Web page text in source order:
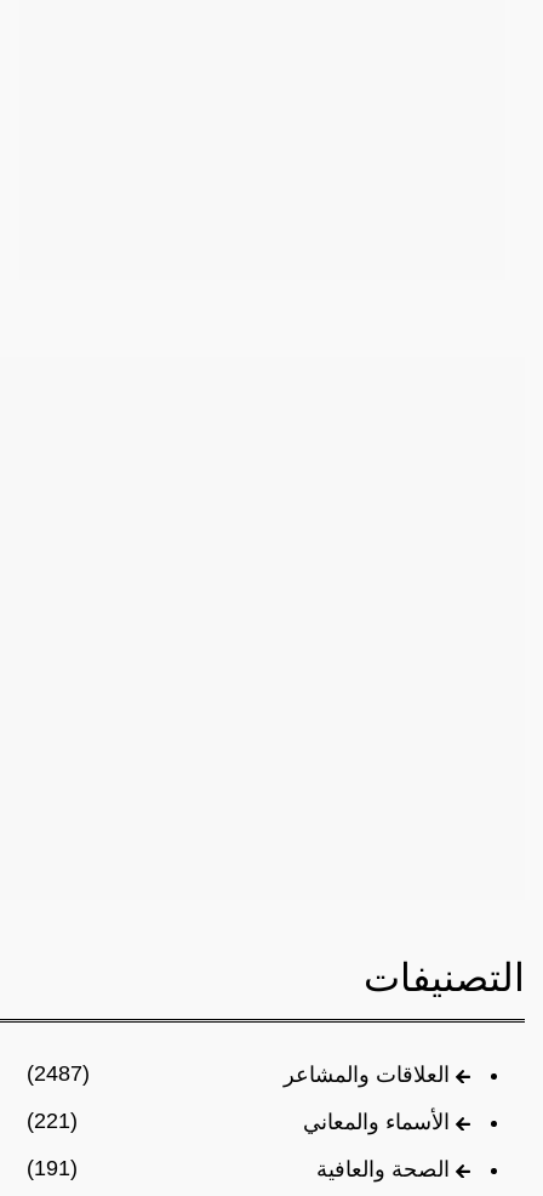
التصنيفات
العلاقات والمشاعر
(2487)
الأسماء والمعاني
(221)
الصحة والعافية
(191)